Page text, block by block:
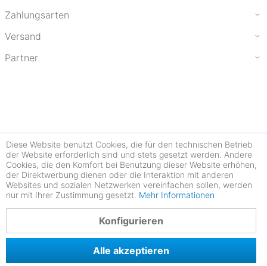
Zahlungsarten
Versand
Partner
Diese Website benutzt Cookies, die für den technischen Betrieb
der Website erforderlich sind und stets gesetzt werden. Andere
Cookies, die den Komfort bei Benutzung dieser Website erhöhen,
der Direktwerbung dienen oder die Interaktion mit anderen
Websites und sozialen Netzwerken vereinfachen sollen, werden
nur mit Ihrer Zustimmung gesetzt. Mehr Informationen
Konfigurieren
Alle akzeptieren